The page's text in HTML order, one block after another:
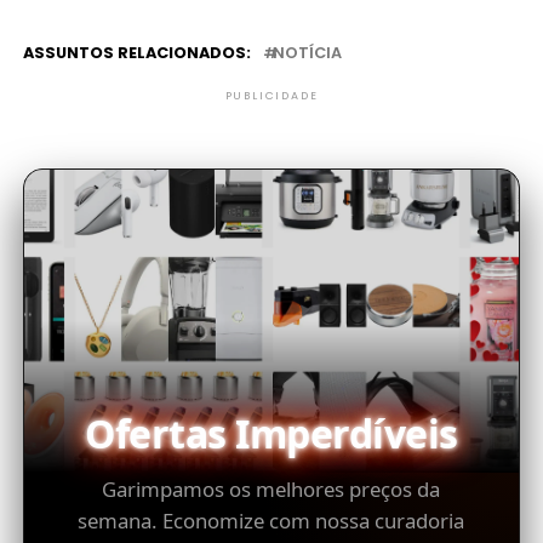
ASSUNTOS RELACIONADOS: NOTÍCIA
PUBLICIDADE
Ofertas Imperdíveis
Garimpamos os melhores preços da
semana. Economize com nossa curadoria